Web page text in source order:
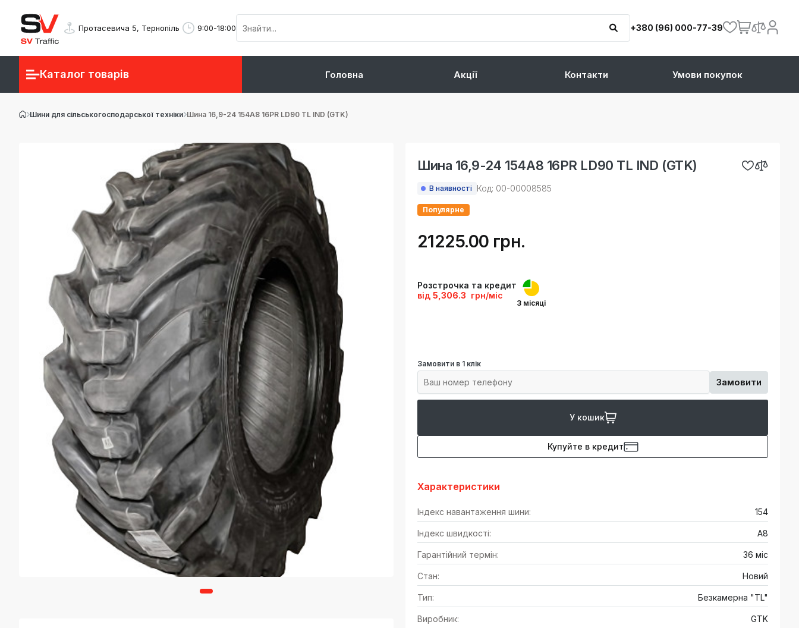
Протасевича 5, Тернопіль 9:00-18:00 +380 (96) 000-77-39
Каталог товарів Головна Акції Контакти Умови покупок
Шини для сільськогосподарської техніки Шина 16,9-24 154A8 16PR LD90 TL IND (GTK)
Шина 16,9-24 154A8 16PR LD90 TL IND (GTK)
В наявності Код: 00-00008585
Популярне
21225.00 грн.
Розстрочка та кредит
від 5,306.3 грн/міс
3 місяці
Замовити в 1 клік
Замовити
У кошик
Купуйте в кредит
Характеристики
Індекс навантаження шини: 154
Індекс швидкості: A8
Гарантійний термін: 36 міс
Стан: Новий
Тип: Безкамерна "TL"
Виробник: GTK